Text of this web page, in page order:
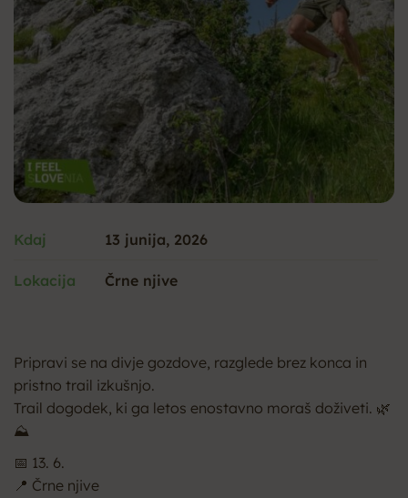
Kdaj 13 junija, 2026
Lokacija Črne njive
Pripravi se na divje gozdove, razglede brez konca in
pristno trail izkušnjo.
Trail dogodek, ki ga letos enostavno moraš doživeti. 🌿
⛰️
📅 13. 6.
📍 Črne njive